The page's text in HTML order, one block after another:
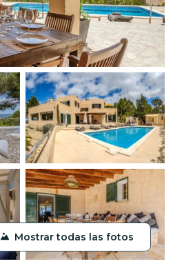
Mostrar todas las fotos